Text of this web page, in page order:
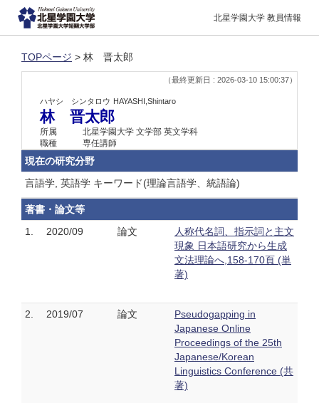
北星学園大学 教員情報
TOPページ > 林 晋太郎
（最終更新日 : 2026-03-10 15:00:37）
ハヤシ シンタロウ HAYASHI,Shintaro
林 晋太郎
所属
北星学園大学 文学部 英文学科
職種
専任講師
現在の研究分野
言語学, 英語学 キーワード(理論言語学、統語論)
著書・論文等
1.
2020/09 論文
人称代名詞、指示詞と主文
現象 日本語研究から生成
文法理論へ,158-170頁 (単
著)
2. 2019/07 論文
Pseudogapping in
Japanese Online
Proceedings of the 25th
Japanese/Korean
Linguistics Conference (共
著)